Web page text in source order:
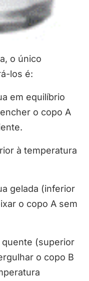
o único
los é:
em equilíbrio
o copo A
à temperatura
gelada (inferior
o copo A sem
quente (superior
o copo B